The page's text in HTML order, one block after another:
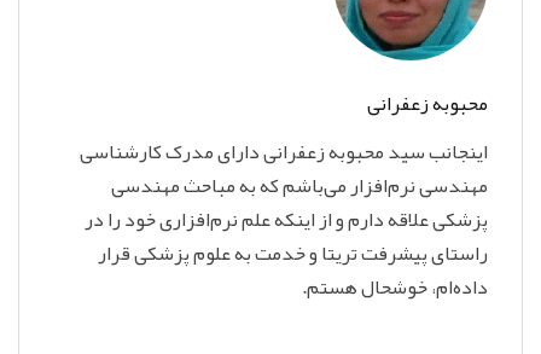
محبوبه زعفرانی
اینجانب سید محبوبه زعفرانی دارای مدرک کارشناسی
مهندسی نرم‌افزار می‌باشم که به مباحث مهندسی
پزشکی علاقه دارم و از اینکه علم نرم‌افزاری خود را در
راستای پیشرفت تریتا و خدمت به علوم پزشکی قرار
داده‌ام، خوشحال هستم.